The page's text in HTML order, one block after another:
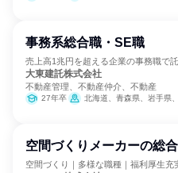
事務系総合職・SE職
売上高1兆円を超える企業の事務職で
大東建託株式会社
不動産管理、不動産仲介、不動産
27年卒 北海道、青森県、岩手県、宮城県、秋田県、山形県、福島県、茨城県、栃木県、群馬県、埼玉県、千葉県、東京都、神奈川県、新潟県、富山県、石川県、福井県、山梨県、長野県、岐阜県、静岡県、愛知県、三重県、滋賀県、京都府、大阪府、兵庫県、奈良県、和歌山県、鳥取県、島根県、岡山県、広島県、山口県、徳島県、香川県、愛媛県、高知県、福岡県、佐賀県、長崎県、
空間づくりメーカーの総
空間づくり｜多様な職種｜福利厚生充